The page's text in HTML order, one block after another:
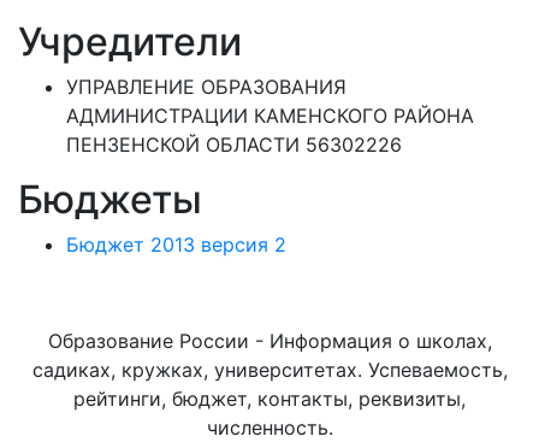
Учредители
УПРАВЛЕНИЕ ОБРАЗОВАНИЯ
АДМИНИСТРАЦИИ КАМЕНСКОГО РАЙОНА
ПЕНЗЕНСКОЙ ОБЛАСТИ 56302226
Бюджеты
Бюджет 2013 версия 2
Образование России - Информация о школах,
садиках, кружках, университетах. Успеваемость,
рейтинги, бюджет, контакты, реквизиты,
численность.